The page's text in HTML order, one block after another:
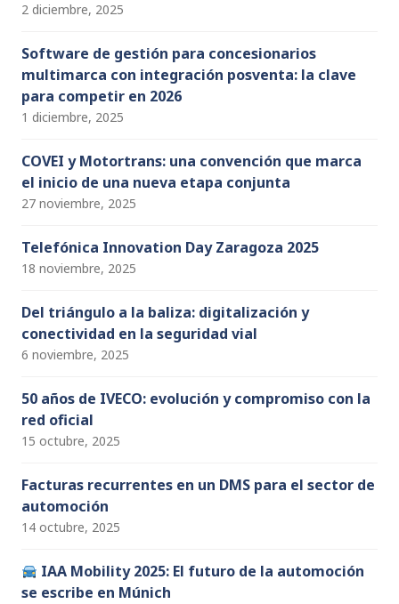
2 diciembre, 2025
Software de gestión para concesionarios
multimarca con integración posventa: la clave
para competir en 2026
1 diciembre, 2025
COVEI y Motortrans: una convención que marca
el inicio de una nueva etapa conjunta
27 noviembre, 2025
Telefónica Innovation Day Zaragoza 2025
18 noviembre, 2025
Del triángulo a la baliza: digitalización y
conectividad en la seguridad vial
6 noviembre, 2025
50 años de IVECO: evolución y compromiso con la
red oficial
15 octubre, 2025
Facturas recurrentes en un DMS para el sector de
automoción
14 octubre, 2025
IAA Mobility 2025: El futuro de la automoción
se escribe en Múnich